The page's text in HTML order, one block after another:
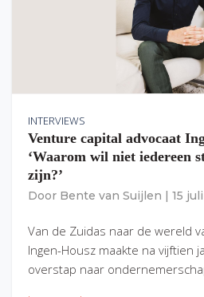
INTERVIEWS
Venture capital advocaat
‘Waarom wil niet iedereen
zijn?’
Door Bente van Suijlen 15
Van de Zuidas naar de wereld
Ingen-Housz maakte na vijftien
overstap naar